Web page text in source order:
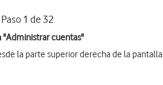
Paso 1 de 32
"Administrar cuentas"
la parte superior derecha de la